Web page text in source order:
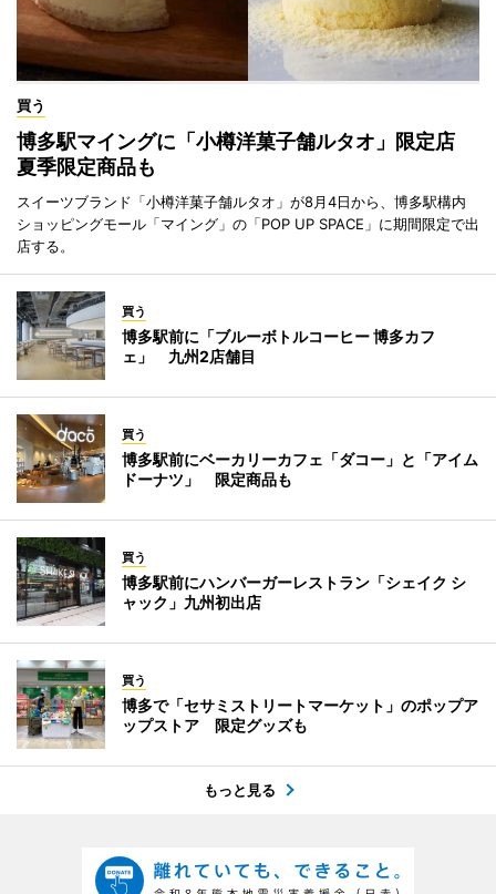
買う
博多駅マイングに「小樽洋菓子舗ルタオ」限定店
夏季限定商品も
スイーツブランド「小樽洋菓子舗ルタオ」が8月4日から、博多駅構内
ショッピングモール「マイング」の「POP UP SPACE」に期間限定で出
店する。
買う
博多駅前に「ブルーボトルコーヒー 博多カフ
ェ」 九州2店舗目
買う
博多駅前にベーカリーカフェ「ダコー」と「アイム
ドーナツ」 限定商品も
買う
博多駅前にハンバーガーレストラン「シェイク シ
ャック」九州初出店
買う
博多で「セサミストリートマーケット」のポップア
ップストア 限定グッズも
もっと見る